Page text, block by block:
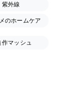
紫外線
のホームケア
作マッシュ